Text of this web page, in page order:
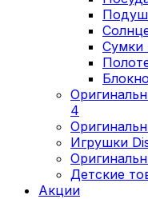
Сумки
4
Игрушки
Детские
Акции